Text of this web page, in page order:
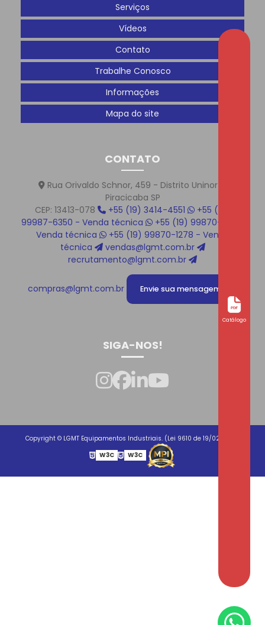
Serviços
Vídeos
Contato
Trabalhe Conosco
Informações
Mapa do site
CONTATO
Rua Orivaldo Schnor, 459 - Distrito Uninorte
Piracicaba SP
CEP: 13413-078
+55 (19) 3414-4551
+55 (19)
99987-6350 - Venda técnica
+55 (19) 99870-1219 -
Venda técnica
+55 (19) 99870-1278 - Venda
técnica
vendas@lgmt.com.br
recrutamento@lgmt.com.br
compras@lgmt.com.br Envie sua mensagem!
SIGA-NOS!
Copyright © LGMT Equipamentos Industriais. (Lei 9610 de 19/02/1998)
W3C
W3C
Catálogo